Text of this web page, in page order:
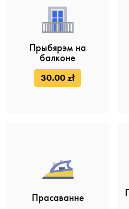
Прыбярэм на
балконе
30.00 zł
Прасаванне